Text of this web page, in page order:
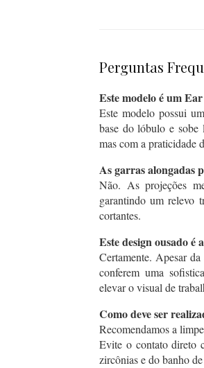
Perguntas
Este modelo é um
Este modelo possui
base do lóbulo e sobe
mas com a praticidade
As garras alongadas
Não. As projeções
garantindo um relevo
cortantes.
Este design ousado é
Certamente. Apesar
conferem uma
elevar o visual de
Como deve ser
Recomendamos a
Evite o contato direto
zircônias e do banho